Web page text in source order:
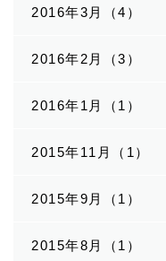
2016年3月（4）
2016年2月（3）
2016年1月（1）
2015年11月（1）
2015年9月（1）
2015年8月（1）